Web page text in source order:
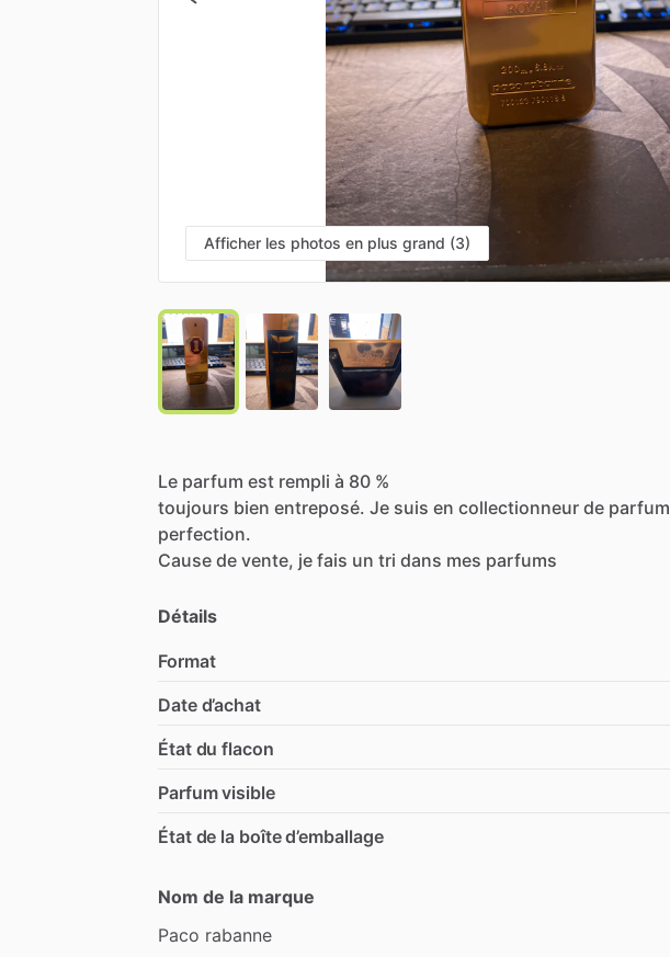
Afficher les photos en plus grand (3)
Le parfum est rempli à 80 %
toujours bien entreposé. Je suis en collectionneur de parfum
perfection.
Cause de vente, je fais un tri dans mes parfums
Détails
Format
Date d’achat
État du flacon
Parfum visible
État de la boîte d’emballage
Nom de la marque
Paco rabanne